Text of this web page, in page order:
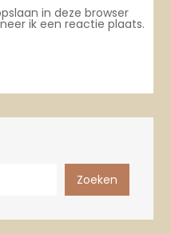
in deze browser
ik een reactie plaats.
Zoeken